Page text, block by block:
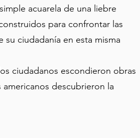
acuarela de una liebre
para confrontar las
su ciudadanía en esta misma
ciudadanos escondieron obras
descubrieron la